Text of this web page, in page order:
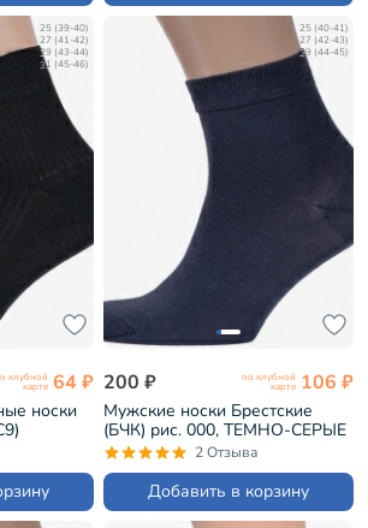
25 (39-40)
27 (41-42)
29 (43-44)
31 (45-46)
клубной
карте 64 ₽
носки
25 (40-41)
27 (42-43)
29 (44-45)
200 ₽ по клубной
карте 106 ₽
Мужские носки Брестские
(БЧК) рис. 000, ТЕМНО-СЕРЫЕ
(14С2124)
2 Отзыва
Добавить в корзину